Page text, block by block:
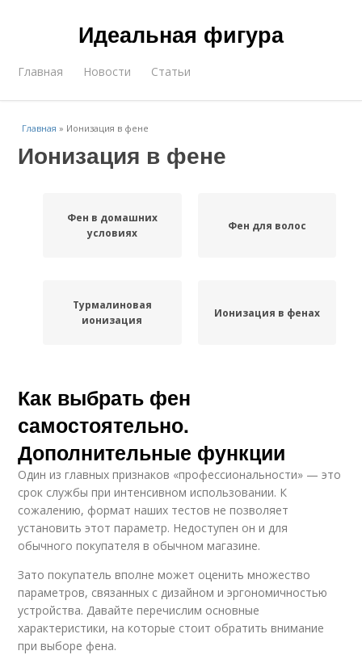
Идеальная фигура
Главная Новости Статьи
Главная » Ионизация в фене
Ионизация в фене
Фен в домашних
условиях
Фен для волос
Турмалиновая
ионизация
Ионизация в фенах
Как выбрать фен
самостоятельно.
Дополнительные функции
Один из главных признаков «профессиональности» — это
срок службы при интенсивном использовании. К
сожалению, формат наших тестов не позволяет
установить этот параметр. Недоступен он и для
обычного покупателя в обычном магазине.
Зато покупатель вполне может оценить множество
параметров, связанных с дизайном и эргономичностью
устройства. Давайте перечислим основные
характеристики, на которые стоит обратить внимание
при выборе фена.